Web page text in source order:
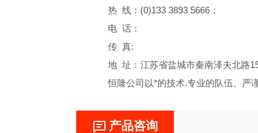
热 线：(0)133 3893 5666；
电 话：
传 真:
地 址：江苏省盐城市秦南泽夫北路
恒隆公司以*的技术.专业的队伍、严谨
产品咨询